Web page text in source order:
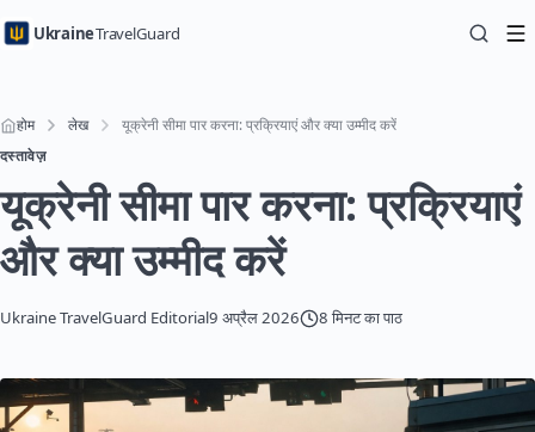
UkraineTravelGuard
होम लेख
यूक्रेनी सीमा पार करना: प्रक्रियाएं और क्या उम्मीद करें
दस्तावेज़
यूक्रेनी सीमा पार करना: प्रक्रियाएं
और क्या उम्मीद करें
Ukraine TravelGuard Editorial9 अप्रैल 2026 8 मिनट का पाठ